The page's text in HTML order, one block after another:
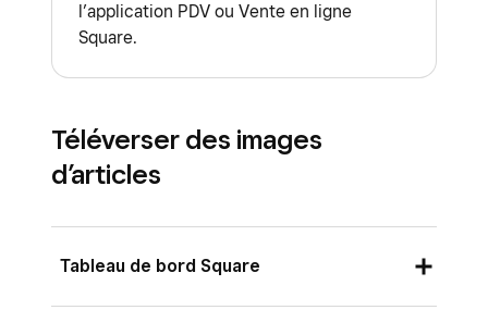
l’application PDV ou Vente en ligne
Square.
Téléverser des images
d’articles
Tableau de bord Square